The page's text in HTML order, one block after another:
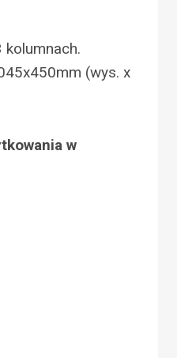
kolumnach.
(wys. x
w